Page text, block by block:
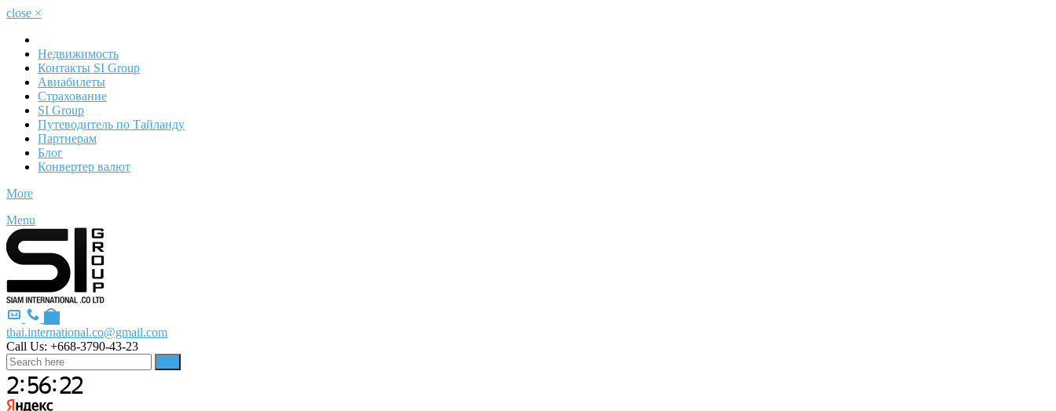
close ×
Недвижимость
Контакты SI Group
Авиабилеты
Страхование
SI Group
Путеводитель по Тайланду
Партнерам
Блог
Конвертер валют
More
Menu
thai.international.co@gmail.com
Call Us: +668-3790-43-23